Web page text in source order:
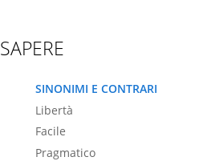
SAPERE
SINONIMI E CONTRARI
Libertà
Facile
Pragmatico